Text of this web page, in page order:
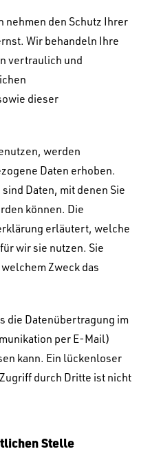
nehmen den Schutz Ihrer
Wir behandeln Ihre
vertraulich und
dieser
werden
Daten erhoben.
Daten, mit denen Sie
können. Die
erläutert, welche
wir sie nutzen. Sie
Zweck das
die Datenübertragung im
per E-Mail)
kann. Ein lückenloser
durch Dritte ist nicht
Stelle